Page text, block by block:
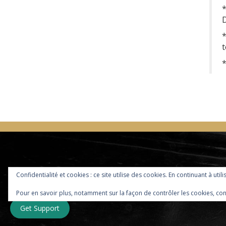
Confidentialité et cookies : ce site utilise des cookies. En continuant à
Pour en savoir plus, notamment sur la façon de contrôler les cookies,
Get Support